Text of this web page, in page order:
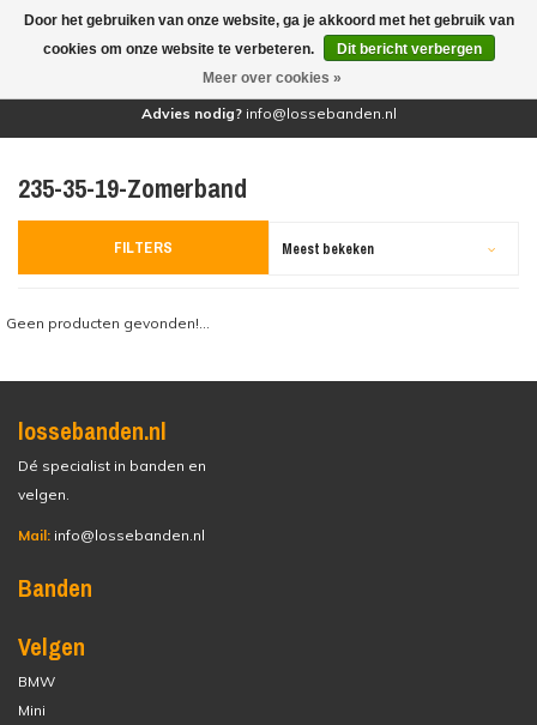
(0)
Advies nodig? info@lossebanden.nl
235-35-19-Zomerband
FILTERS Meest bekeken
Geen producten gevonden!...
lossebanden.nl
Dé specialist in banden en
velgen.
Mail: info@lossebanden.nl
Banden
Velgen
BMW
Mini
Door het gebruiken van onze website, ga je akkoord met het gebruik van
cookies om onze website te verbeteren.
Dit bericht verbergen
Meer over cookies »